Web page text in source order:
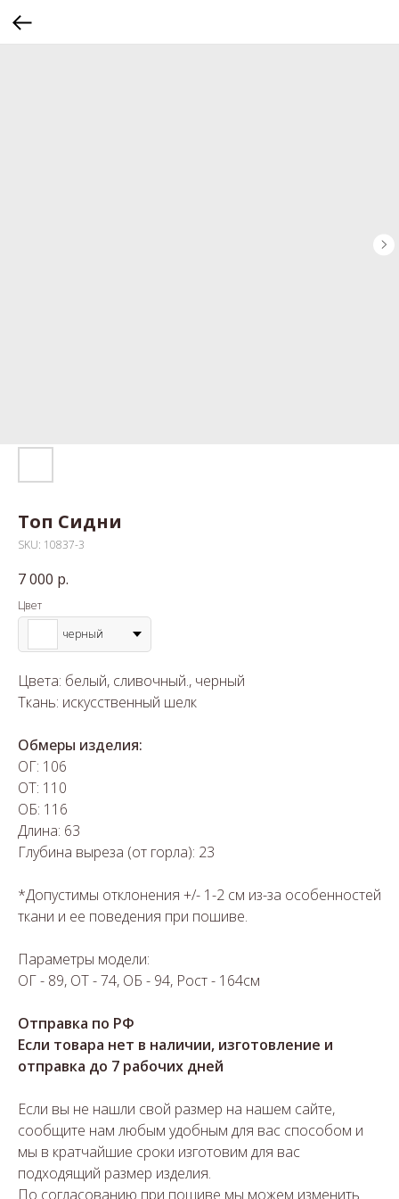
Топ Сидни
SKU: 10837-3
7 000 р.
Цвет
черный
Цвета: белый, сливочный., черный
Ткань: искусственный шелк
Обмеры изделия:
ОГ: 106
ОТ: 110
ОБ: 116
Длина: 63
Глубина выреза (от горла): 23
*Допустимы отклонения +/- 1-2 см из-за особенностей
ткани и ее поведения при пошиве.
Параметры модели:
ОГ - 89, ОТ - 74, ОБ - 94, Рост - 164см
Отправка по РФ
Если товара нет в наличии, изготовление и
отправка до 7 рабочих дней
Если вы не нашли свой размер на нашем сайте,
сообщите нам любым удобным для вас способом и
мы в кратчайшие сроки изготовим для вас
подходящий размер изделия.
По согласованию при пошиве мы можем изменить